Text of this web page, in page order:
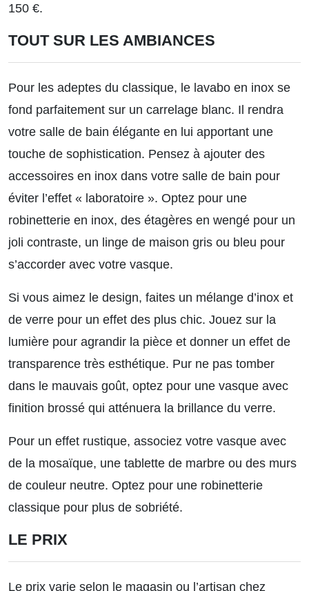
150 €.
TOUT SUR LES AMBIANCES
Pour les adeptes du classique, le lavabo en inox se
fond parfaitement sur un carrelage blanc. Il rendra
votre salle de bain élégante en lui apportant une
touche de sophistication. Pensez à ajouter des
accessoires en inox dans votre salle de bain pour
éviter l’effet « laboratoire ». Optez pour une
robinetterie en inox, des étagères en wengé pour un
joli contraste, un linge de maison gris ou bleu pour
s’accorder avec votre vasque.
Si vous aimez le design, faites un mélange d’inox et
de verre pour un effet des plus chic. Jouez sur la
lumière pour agrandir la pièce et donner un effet de
transparence très esthétique. Pur ne pas tomber
dans le mauvais goût, optez pour une vasque avec
finition brossé qui atténuera la brillance du verre.
Pour un effet rustique, associez votre vasque avec
de la mosaïque, une tablette de marbre ou des murs
de couleur neutre. Optez pour une robinetterie
classique pour plus de sobriété.
LE PRIX
Le prix varie selon le magasin ou l’artisan chez